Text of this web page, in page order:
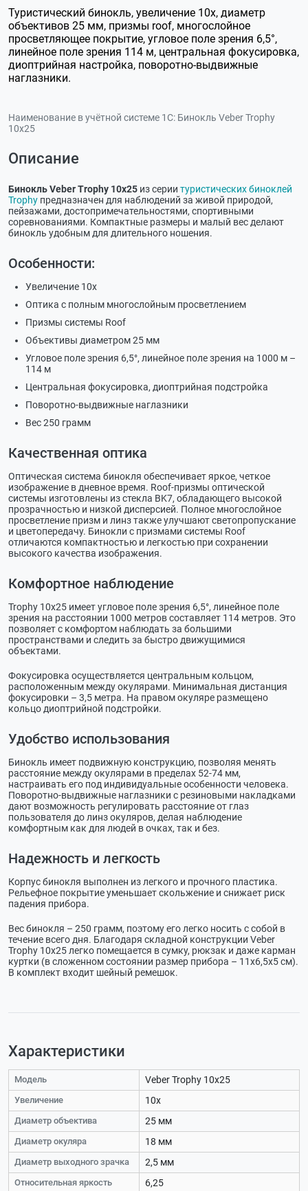
Туристический бинокль, увеличение 10х, диаметр
объективов 25 мм, призмы roof, многослойное
просветляющее покрытие, угловое поле зрения 6,5°,
линейное поле зрения 114 м, центральная фокусировка,
диоптрийная настройка, поворотно-выдвижные
наглазники.
Наименование в учётной системе 1С: Бинокль Veber Trophy
10х25
Описание
Бинокль Veber Trophy 10х25 из серии туристических биноклей
Trophy предназначен для наблюдений за живой природой,
пейзажами, достопримечательностями, спортивными
соревнованиями. Компактные размеры и малый вес делают
бинокль удобным для длительного ношения.
Особенности:
Увеличение 10х
Оптика с полным многослойным просветлением
Призмы системы Roof
Объективы диаметром 25 мм
Угловое поле зрения 6,5°, линейное поле зрения на 1000 м –
114 м
Центральная фокусировка, диоптрийная подстройка
Поворотно-выдвижные наглазники
Вес 250 грамм
Качественная оптика
Оптическая система бинокля обеспечивает яркое, четкое
изображение в дневное время. Roof-призмы оптической
системы изготовлены из стекла BK7, обладающего высокой
прозрачностью и низкой дисперсией. Полное многослойное
просветление призм и линз также улучшают светопропускание
и цветопередачу. Бинокли с призмами системы Roof
отличаются компактностью и легкостью при сохранении
высокого качества изображения.
Комфортное наблюдение
Trophy 10х25 имеет угловое поле зрения 6,5°, линейное поле
зрения на расстоянии 1000 метров составляет 114 метров. Это
позволяет с комфортом наблюдать за большими
пространствами и следить за быстро движущимися
объектами.
Фокусировка осуществляется центральным кольцом,
расположенным между окулярами. Минимальная дистанция
фокусировки – 3,5 метра. На правом окуляре размещено
кольцо диоптрийной подстройки.
Удобство использования
Бинокль имеет подвижную конструкцию, позволяя менять
расстояние между окулярами в пределах 52-74 мм,
настраивать его под индивидуальные особенности человека.
Поворотно-выдвижные наглазники с резиновыми накладками
дают возможность регулировать расстояние от глаз
пользователя до линз окуляров, делая наблюдение
комфортным как для людей в очках, так и без.
Надежность и легкость
Корпус бинокля выполнен из легкого и прочного пластика.
Рельефное покрытие уменьшает скольжение и снижает риск
падения прибора.
Вес бинокля – 250 грамм, поэтому его легко носить с собой в
течение всего дня. Благодаря складной конструкции Veber
Trophy 10х25 легко помещается в сумку, рюкзак и даже карман
куртки (в сложенном состоянии размер прибора – 11х6,5х5 см).
В комплект входит шейный ремешок.
Характеристики
Модель Veber Trophy 10х25
Увеличение 10х
Диаметр объектива 25 мм
Диаметр окуляра 18 мм
Диаметр выходного зрачка 2,5 мм
Относительная яркость 6,25